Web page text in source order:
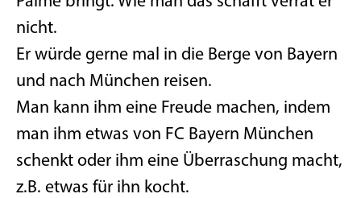
nicht.
Er würde gerne mal in die Berge von Bayern
und nach München reisen.
Man kann ihm eine Freude machen, indem
man ihm etwas von FC Bayern München
schenkt oder ihm eine Überraschung macht,
z.B. etwas für ihn kocht.